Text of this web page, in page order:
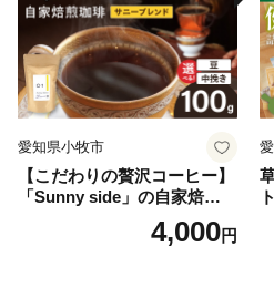
いりますので、応援をよろし
※本市では、いかなる理由が
の取り下げ（キャンセル）及
愛知県小牧市
【こだわりの贅沢コーヒー】
「Sunny side」の自家焙煎珈
琲サニーブレンド（100g）
4,000円